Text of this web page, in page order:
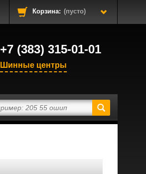
Корзина: (пусто)
+7 (383) 315-01-01
Шинные центры